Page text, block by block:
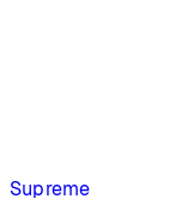
Supreme